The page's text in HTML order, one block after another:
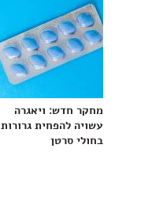
מחקר חדש: ויאגרה
עשויה להפחית גרורות
בחולי סרטן